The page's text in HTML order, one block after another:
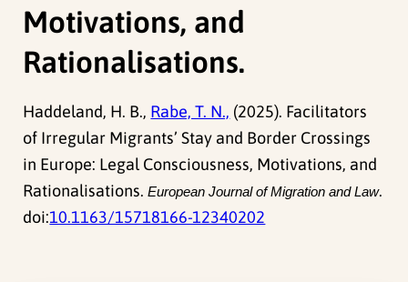
Motivations, and
Rationalisations.
Haddeland, H. B., Rabe, T. N., (2025). Facilitators
of Irregular Migrants’ Stay and Border Crossings
in Europe: Legal Consciousness, Motivations, and
Rationalisations.European Journal of Migration and Law.
doi:10.1163/15718166-12340202